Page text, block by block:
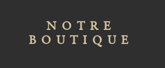
NOTRE
BOUTIQUE